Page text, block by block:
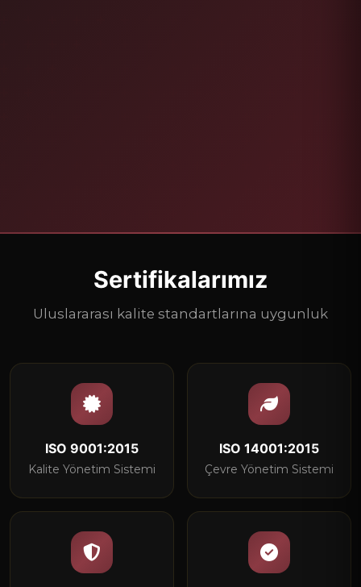
Sertifikalarımız
Uluslararası kalite standartlarına uygunluk
ISO 9001:2015
Kalite Yönetim Sistemi
ISO 14001:2015
Çevre Yönetim Sistemi